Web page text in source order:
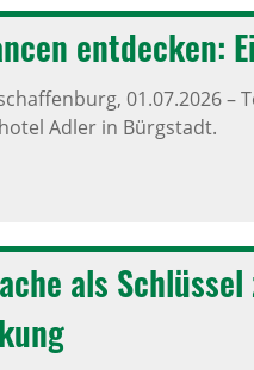
entde­cken:
01.07.2026–
Adler in Bürgstadt.
als